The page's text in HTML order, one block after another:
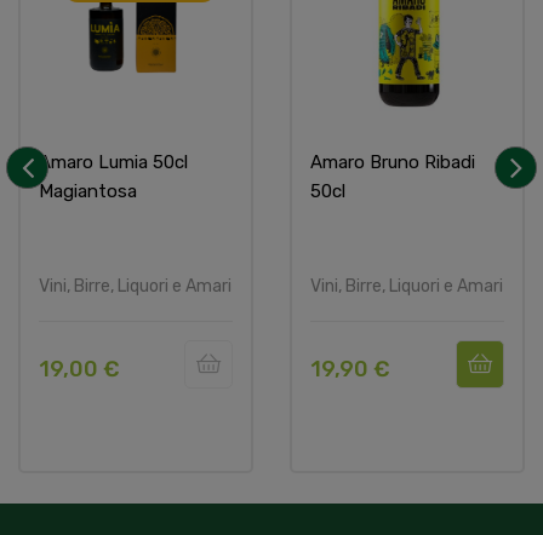
Amaro Lumia 50cl
Magiantosa
Vini, Birre, Liquori e Amari
19,00 €
Amaro Bruno Ribadi
50cl
Vini, Birre, Liquori e Amari
19,90 €